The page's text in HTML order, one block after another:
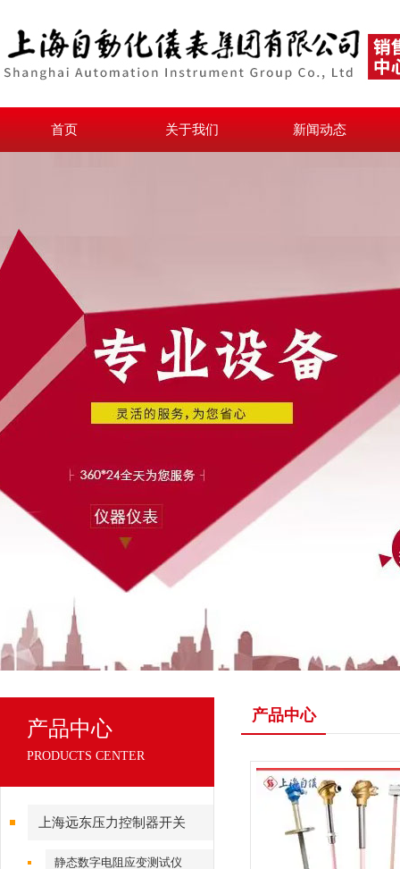
首页 关于我们 新闻动态
产品中心
PRODUCTS CENTER
上海远东压力控制器开关
静态数字电阻应变测试仪
产品中心